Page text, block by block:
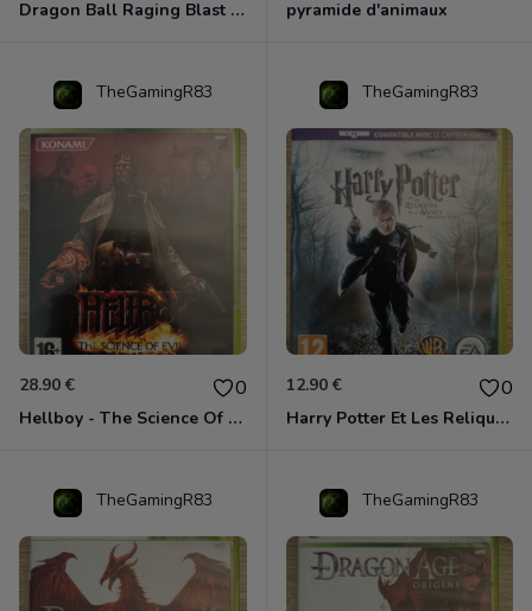
Dragon Ball Raging Blast 2 Xbox 360 pyramide d'animaux
TheGamingR83
28.90 € 0
Hellboy - The Science Of Evil Xbox 360
TheGamingR83
12.90 € 0
Harry Potter Et Les Reliques De La Mort - 1ère Partie Xbox 360
TheGamingR83 TheGamingR83